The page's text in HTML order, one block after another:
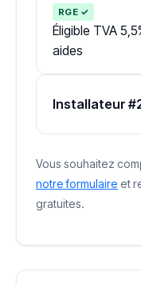
RGE ✓
Éligible TVA
aides
Vous souhaitez
notre formulaire et
gratuites.